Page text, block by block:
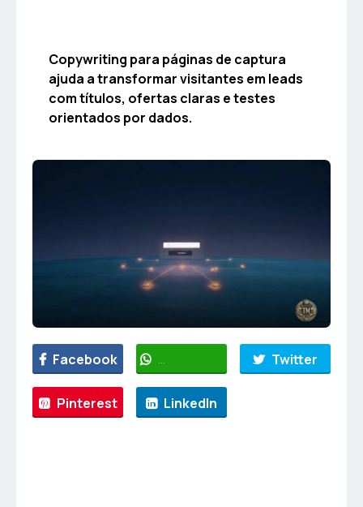
Copywriting para páginas de captura
ajuda a transformar visitantes em leads
com títulos, ofertas claras e testes
orientados por dados.
Facebook WhatsApp Twitter
Pinterest LinkedIn